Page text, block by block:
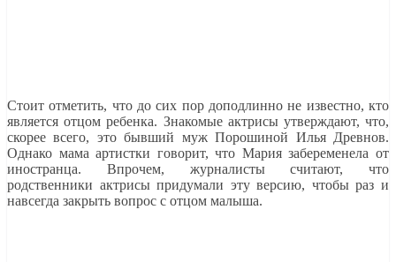
Стоит отметить, что до сих пор доподлинно не известно, кто
является отцом ребенка. Знакомые актрисы утверждают, что,
скорее всего, это бывший муж Порошиной Илья Древнов.
Однако мама артистки говорит, что Мария забеременела от
иностранца. Впрочем, журналисты считают, что
родственники актрисы придумали эту версию, чтобы раз и
навсегда закрыть вопрос с отцом малыша.